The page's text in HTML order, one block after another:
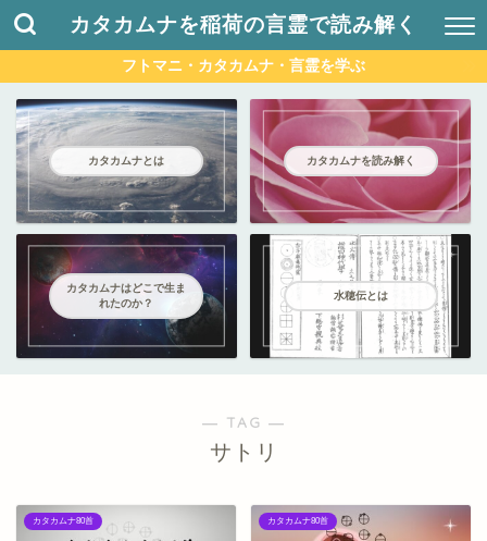
カタカムナを稲荷の言霊で読み解く
フトマニ・カタカムナ・言霊を学ぶ
カタカムナとは カタカムナを読み解く
カタカムナはどこで生ま
れたのか？
水穂伝とは
― TAG ―
サトリ
カタカムナ80首 カタカムナ80首